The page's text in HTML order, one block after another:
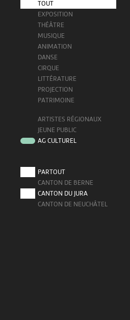
TOUT
EXPOSITION
THÉÂTRE
MUSIQUE
ANIMATION
DANSE
CIRQUE
LITTÉRATURE
PROJECTION
PATRIMOINE
ARTISTES RÉGIONAUX
JEUNE PUBLIC
AG CULTUREL
PARTOUT
CANTON DE BERNE
CANTON DU JURA
CANTON DE NEUCHÂTEL